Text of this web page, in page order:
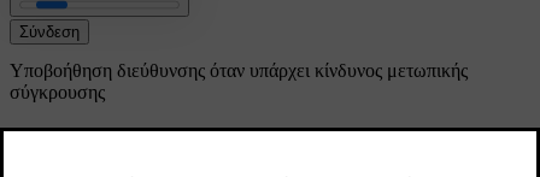
Σύνδεση
Υποβοήθηση διεύθυνσης όταν υπάρχει κίνδυνος μετωπικής
σύγκρουσης
Η υποβοήθηση διεύθυνσης περιλαμβάνει μια σειρά